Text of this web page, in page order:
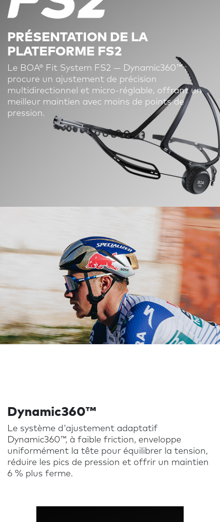
PRÉSENTATION DE LA
PLATEFORME FS2
Le BOA® Fit System FS2 — Dynamic360™ :
procure un ajustement de précision
multidirectionnel et micro-réglable, offrant un
meilleur maintien avec moins de points de
pression.
Dynamic360™
Le système d'ajustement adaptatif
Dynamic360™, à faible friction, enveloppe
uniformément la tête pour équilibrer la tension,
réduire les pics de pression et offrir un maintien
6 % plus ferme.